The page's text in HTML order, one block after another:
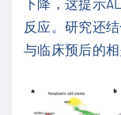
下降，这提示
反应。研究还
与临床预后的相